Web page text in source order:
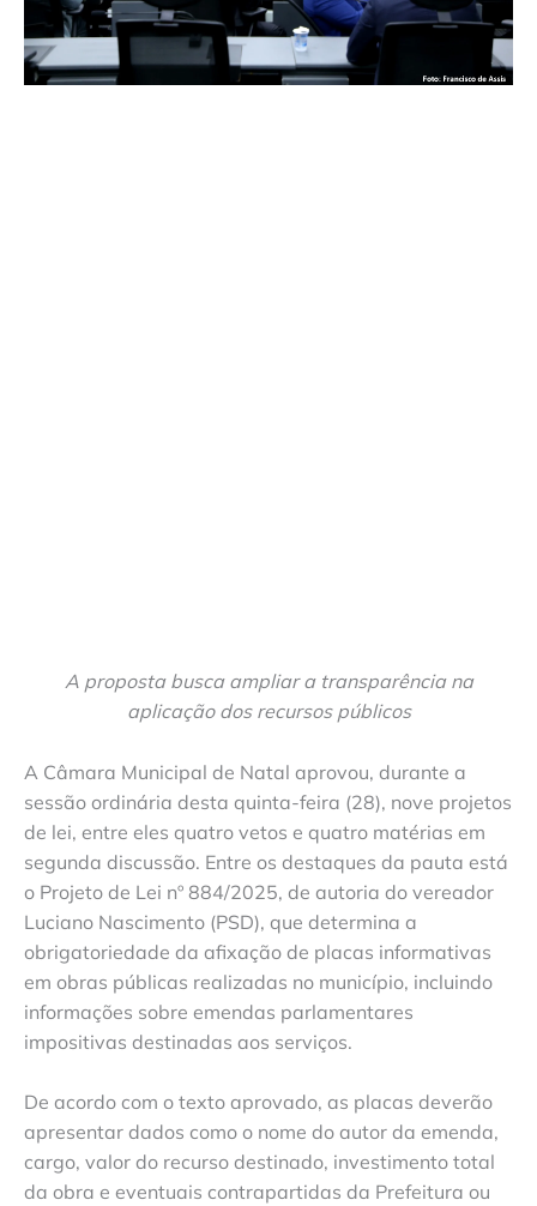
A proposta busca ampliar a transparência na
aplicação dos recursos públicos
A Câmara Municipal de Natal aprovou, durante a
sessão ordinária desta quinta-feira (28), nove projetos
de lei, entre eles quatro vetos e quatro matérias em
segunda discussão. Entre os destaques da pauta está
o Projeto de Lei nº 884/2025, de autoria do vereador
Luciano Nascimento (PSD), que determina a
obrigatoriedade da afixação de placas informativas
em obras públicas realizadas no município, incluindo
informações sobre emendas parlamentares
impositivas destinadas aos serviços.
De acordo com o texto aprovado, as placas deverão
apresentar dados como o nome do autor da emenda,
cargo, valor do recurso destinado, investimento total
da obra e eventuais contrapartidas da Prefeitura ou